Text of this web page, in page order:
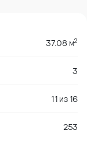
37.08 м2
3
11 из16
253